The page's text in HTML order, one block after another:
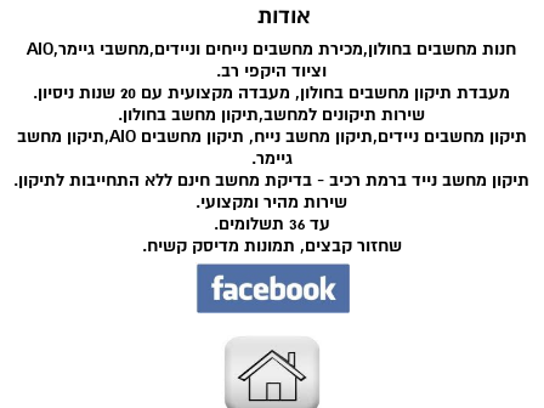
אודות
חנות מחשבים בחולון,מכירת מחשבים נייחים וניידים,מחשבי גיימר,AIO
וציוד היקפי רב.
מעבדת תיקון מחשבים בחולון, מעבדה מקצועית עם 20 שנות ניסיון.
שירות תיקונים למחשב,תיקון מחשב בחולון.
תיקון מחשבים ניידים,תיקון מחשב נייח, תיקון מחשבים AIO,תיקון מחשב
גיימר.
תיקון מחשב נייד ברמת רכיב - בדיקת מחשב חינם ללא התחייבות לתיקון.
שירות מהיר ומקצועי.
עד 36 תשלומים.
שחזור קבצים, תמונות מדיסק קשיח.